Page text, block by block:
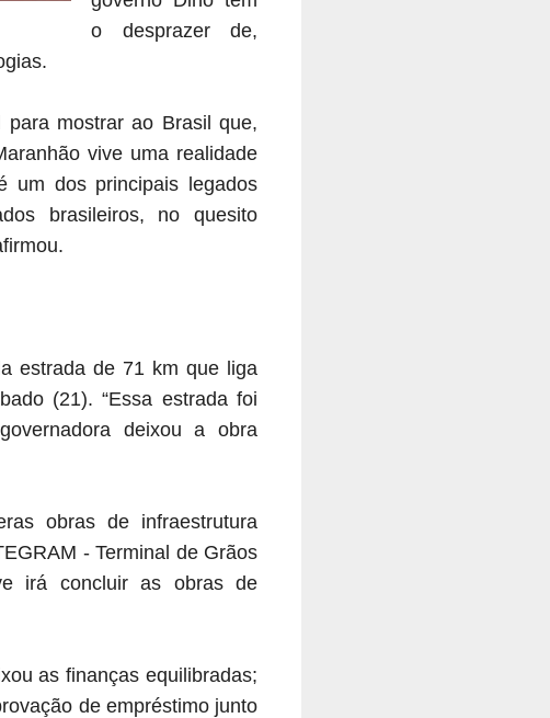
o desprazer de,
mostrar ao Brasil que,
vive uma realidade
um dos principais legados
brasileiros, no quesito
estrada de 71 km que liga
(21). “Essa estrada foi
deixou a obra
obras de infraestrutura
- Terminal de Grãos
irá concluir as obras de
as finanças equilibradas;
de empréstimo junto